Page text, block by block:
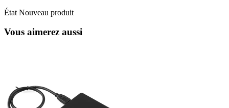
État Nouveau produit
Vous aimerez aussi